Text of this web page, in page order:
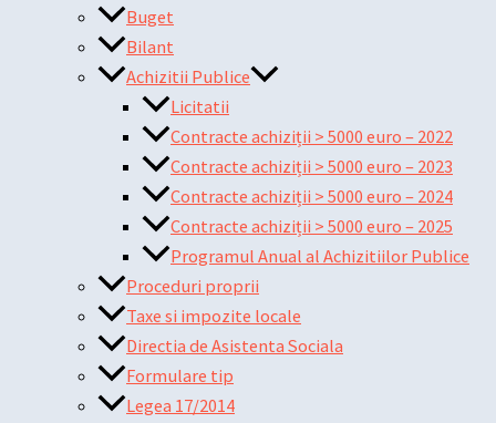
Buget
Bilant
Achizitii Publice
Licitatii
Contracte achiziții > 5000 euro – 2022
Contracte achiziții > 5000 euro – 2023
Contracte achiziții > 5000 euro – 2024
Contracte achiziții > 5000 euro – 2025
Programul Anual al Achizitiilor Publice
Proceduri proprii
Taxe si impozite locale
Directia de Asistenta Sociala
Formulare tip
Legea 17/2014